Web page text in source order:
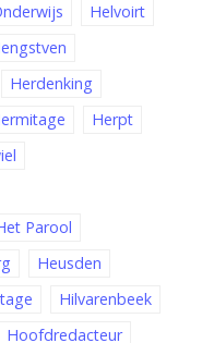
Helvoirt
Herdenking
Herpt
Parool
Heusden
Hilvarenbeek
Hoofdredacteur